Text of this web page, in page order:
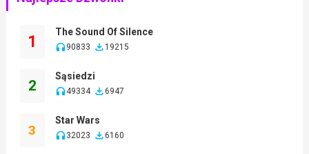
1
The Sound Of Silence
90833 19215
2
Sąsiedzi
49334 6947
3
Star Wars
32023 6160